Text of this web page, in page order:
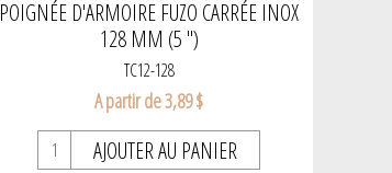
POIGNÉE D'ARMOIRE FUZO CARRÉE INOX
128 MM (5 ")
TC12-128
A partir de 3,89 $
AJOUTER AU PANIER